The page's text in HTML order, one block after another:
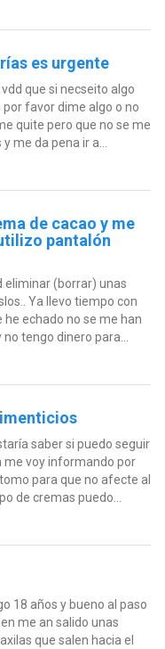
es urgente
que si necseito algo
favor dime algo o no
quite pero que no se me
me da pena ir a...
de cacao y me
pantalón
eliminar (borrar) unas
Ya llevo tiempo con
echado no se me han
tengo dinero para...
saber si puedo seguir
me voy informando por
para que no afecte al
de cremas puedo...
18 años y bueno al paso
me an salido unas
que salen hacia el